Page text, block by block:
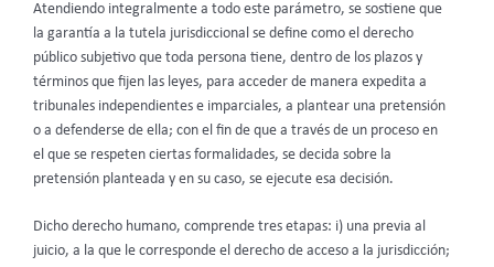
Atendiendo integralmente a todo este parámetro, se sostiene que
la garantía a la tutela jurisdiccional se define como el derecho
público subjetivo que toda persona tiene, dentro de los plazos y
términos que fijen las leyes, para acceder de manera expedita a
tribunales independientes e imparciales, a plantear una pretensión
o a defenderse de ella; con el fin de que a través de un proceso en
el que se respeten ciertas formalidades, se decida sobre la
pretensión planteada y en su caso, se ejecute esa decisión.
Dicho derecho humano, comprende tres etapas: i) una previa al
juicio, a la que le corresponde el derecho de acceso a la jurisdicción;